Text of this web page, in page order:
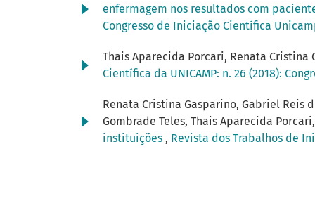
enfermagem nos resultados com
Congresso de Iniciação Científica
Thais Aparecida Porcari, Renata Cristina
Científica da UNICAMP: n. 26 (2018):
Renata Cristina Gasparino, Gabriel Reis
Gombrade Teles, Thais Aparecida
instituições , Revista dos Trabalhos de